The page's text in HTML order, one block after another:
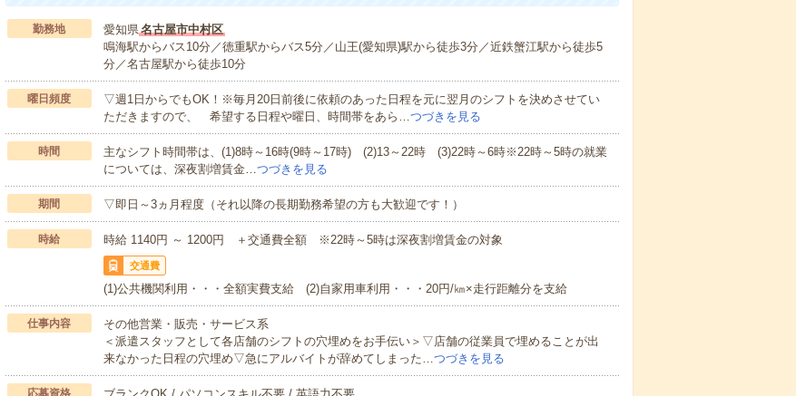
勤務地 愛知県名古屋市中村区
鳴海駅からバス10分／徳重駅からバス5分／山王(愛知県)駅から徒歩3分／近鉄蟹江駅から徒歩5
分／名古屋駅から徒歩10分
曜日頻度
▽週1日からでもOK！※毎月20日前後に依頼のあった日程を元に翌月のシフトを決めさせてい
ただきますので、 希望する日程や曜日、時間帯をあら…つづきを見る
時間
主なシフト時間帯は、(1)8時～16時(9時～17時) (2)13～22時 (3)22時～6時※22時～5時の就業
については、深夜割増賃金…つづきを見る
期間 ▽即日～3ヵ月程度（それ以降の長期勤務希望の方も大歓迎です！）
時給 時給 1140円 ～ 1200円 ＋交通費全額 ※22時～5時は深夜割増賃金の対象
交通費
(1)公共機関利用・・・全額実費支給 (2)自家用車利用・・・20円/㎞×走行距離分を支給
仕事内容
その他営業・販売・サービス系
＜派遣スタッフとして各店舗のシフトの穴埋めをお手伝い＞▽店舗の従業員で埋めることが出
来なかった日程の穴埋め▽急にアルバイトが辞めてしまった…つづきを見る
応募資格